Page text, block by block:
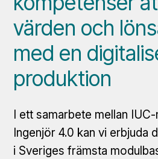
värden och
med en
produktion
I ett samarbete mellan
Ingenjör 4.0 kan vi erbjuda
i Sveriges främsta